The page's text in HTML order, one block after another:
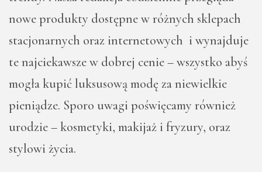
nowe produkty dostępne w różnych sklepach
stacjonarnych oraz internetowych i wynajduje
te najciekawsze w dobrej cenie – wszystko abyś
mogła kupić luksusową modę za niewielkie
pieniądze. Sporo uwagi poświęcamy również
urodzie – kosmetyki, makijaż i fryzury, oraz
stylowi życia.